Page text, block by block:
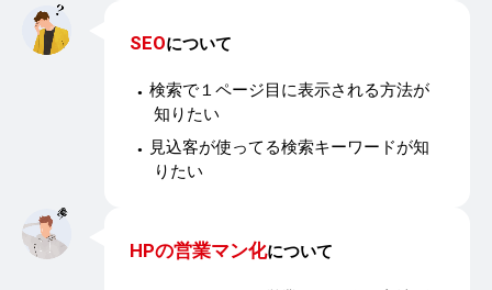
SEOについて
検索で１ページ目に表示される方法が
知りたい
見込客が使ってる検索キーワードが知
りたい
HPの営業マン化について